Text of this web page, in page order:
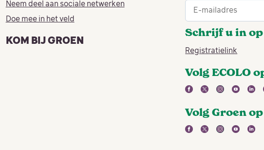
Neem deel aan sociale netwerken
Doe mee in het veld
KOM BIJ GROEN
Schrijf u in
Registratielink
Volg ECOLO
facebook
twitterinstagram
youtube
Volg Groen
facebook
twitterinstagram
youtube